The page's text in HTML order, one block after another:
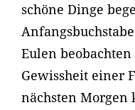
schöne Dinge
Eulen
Gewissheit einer
nächsten Morgen